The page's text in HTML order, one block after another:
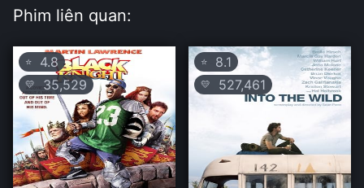
Phim liên quan:
⭐ 4.8
💛 35,529
⭐ 8.1
💛 527,461